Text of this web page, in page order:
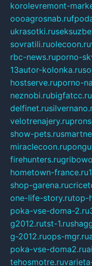
korolevremont-
oooagrosnab.ru
ukrasotki.ru
sovratili.ruolecoon.ru
rbc-news.ruporno-
13autor-kolonka.ru
hostserve.ruporno-
neznobi.rubigfatcc.ru
delfinet.ru
velotrenajery.ru
show-pets.ru
miraclecoon.ru
firehunters.ru
hometown-france.ru
shop-garena.ru
one-life-story.rutop-
poka-vse-doma-2.ru
g2012.rutst-1.ru
g-2012.ruops-mgr.ru
poka-vse-doma2.ru
tehosmotre.ru